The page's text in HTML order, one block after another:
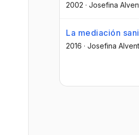
2002 · Josefina
La mediación
2016 · Josefina